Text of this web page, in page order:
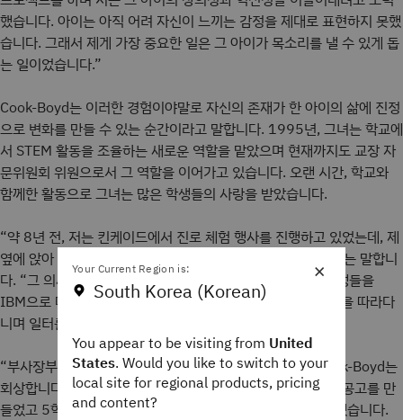
했습니다. 아이는 아직 어려 자신이 느끼는 감정을 제대로 표현하지 못했
습니다. 그래서 제게 가장 중요한 일은 그 아이가 목소리를 낼 수 있게 돕
는 일이었습니다.”
Cook-Boyd는 이러한 경험이야말로 자신의 존재가 한 아이의 삶에 진정
으로 변화를 만들 수 있는 순간이라고 말합니다. 1995년, 그녀는 학교에
서 STEM 활동을 조율하는 새로운 역할을 맡았으며 현재까지도 교장 자
문위원회 위원으로서 그 역할을 이어가고 있습니다. 오랜 시간, 학교와
함께한 활동으로 그녀는 많은 학생들의 사랑을 받았습니다.
“약 8년 전, 저는 킨케이드에서 진로 체험 행사를 진행하고 있었는데, 제
옆에 앉아 있던 한 젊은 여성이 의사였어요.”라고 Cook-Boyd는 말합니
다. “그 의사가 ‘저 선생님을 기억해요. 예전에 우리 5학년 학생들을
IBM으로 데려가서 진로 체험을 진행하셨잖아요. 우리는 임원을 따라다
니며 일터를 경험하곤 했어요.’라고 제게 말했어요.”
“부사장부터 행정 보조원까지 모두 자원해서 참여했죠.” Cook-Boyd는
회상합니다. “저는 직원들의 직함을 받아 학생들을 위한 채용 공고를 만
들었고 5학년 학생들은 자신이 가장 관심 있는 직업에 ‘지원’했습니다.
×
Your Current Region is:
South Korea (Korean)
You appear to be visiting from United
States. Would you like to switch to your
local site for regional products, pricing
and content?